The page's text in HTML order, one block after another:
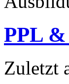
PPL
Zuletzt